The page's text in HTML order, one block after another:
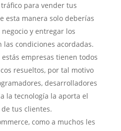
para vender tus
esta manera solo deberías
y entregar los
las condiciones acordadas.
empresas tienen todos
resueltos, por tal motivo
desarrolladores
la tecnología la aporta el
tus clientes.
como a muchos les